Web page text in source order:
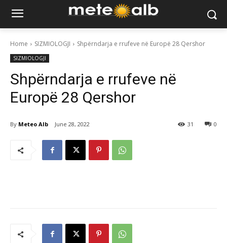
Home SIZMIOLOGJI Shpërndarja e rrufeve në Europë 28 Qershor
SIZMIOLOGJI
Shpërndarja e rrufeve në
Europë 28 Qershor
By Meteo Alb June 28, 2022 0
31